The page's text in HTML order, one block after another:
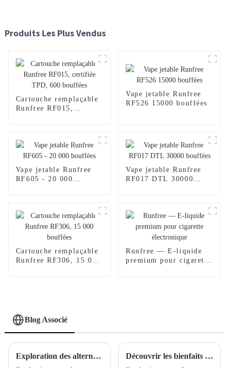
Produits Les Plus Vendus
Cartouche remplaçable
Runfree RF015,
Vape jetable Runfree
RF526 15000 bouffées
Vape jetable Runfree
RF605 - 20 000
Vape jetable Runfree
RF017 DTL 30000
Cartouche remplaçable
Runfree RF306, 15 000
Runfree — E-liquide
premium pour cigarette
Blog Associé
Exploration des alternatives de vapotage en gros : analyse comparative des options populaires et des tendances du marché Découvrir les bienfaits de l'utilisation d'une cigarette électronique jetable pour soulager le stress